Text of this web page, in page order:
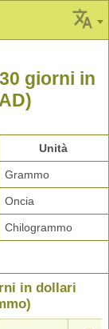
giorni in
Unità
Grammo
Oncia
Chilogrammo
in dollari